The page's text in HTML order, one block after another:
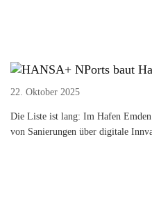
NPorts baut
22. Oktober 2025
Die Liste ist lang: Im Hafen
von Sanierungen über digitale